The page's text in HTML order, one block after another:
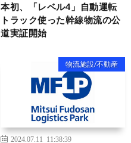
本初、「レベル4」自動運転
トラック使った幹線物流の公
道実証開始
物流施設/不動産
2024.07.11 11:38:39